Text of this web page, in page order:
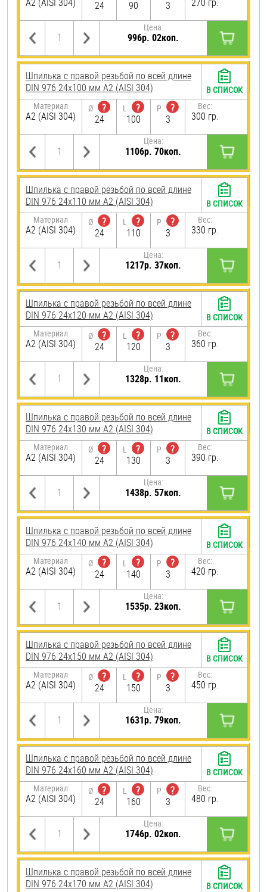
24
90
3
Цена:
996р. 02коп.
Шпилька с правой резьбой по всей длине
DIN 976 24х100 мм А2 (AISI 304)
Материал
А2 (AISI 304)
Ø
?
24
L
?
100
P
?
3
Вес:
300 гр.
Цена:
1106р. 70коп.
В СПИСОК
Шпилька с правой резьбой по всей длине
DIN 976 24х110 мм А2 (AISI 304)
Материал
А2 (AISI 304)
Ø
?
24
L
?
110
P
?
3
Вес:
330 гр.
Цена:
1217р. 37коп.
В СПИСОК
Шпилька с правой резьбой по всей длине
DIN 976 24х120 мм А2 (AISI 304)
Материал
А2 (AISI 304)
Ø
?
24
L
?
120
P
?
3
Вес:
360 гр.
Цена:
1328р. 11коп.
В СПИСОК
Шпилька с правой резьбой по всей длине
DIN 976 24х130 мм А2 (AISI 304)
Материал
А2 (AISI 304)
Ø
?
24
L
?
130
P
?
3
Вес:
390 гр.
Цена:
1438р. 57коп.
В СПИСОК
Шпилька с правой резьбой по всей длине
DIN 976 24х140 мм А2 (AISI 304)
Материал
А2 (AISI 304)
Ø
?
24
L
?
140
P
?
3
Вес:
420 гр.
Цена:
1535р. 23коп.
В СПИСОК
Шпилька с правой резьбой по всей длине
DIN 976 24х150 мм А2 (AISI 304)
Материал
А2 (AISI 304)
Ø
?
24
L
?
150
P
?
3
Вес:
450 гр.
Цена:
1631р. 79коп.
В СПИСОК
Шпилька с правой резьбой по всей длине
DIN 976 24х160 мм А2 (AISI 304)
Материал
А2 (AISI 304)
Ø
?
24
L
?
160
P
?
3
Вес:
480 гр.
Цена:
1746р. 02коп.
В СПИСОК
Шпилька с правой резьбой по всей длине
DIN 976 24х170 мм А2 (AISI 304)
В СПИСОК